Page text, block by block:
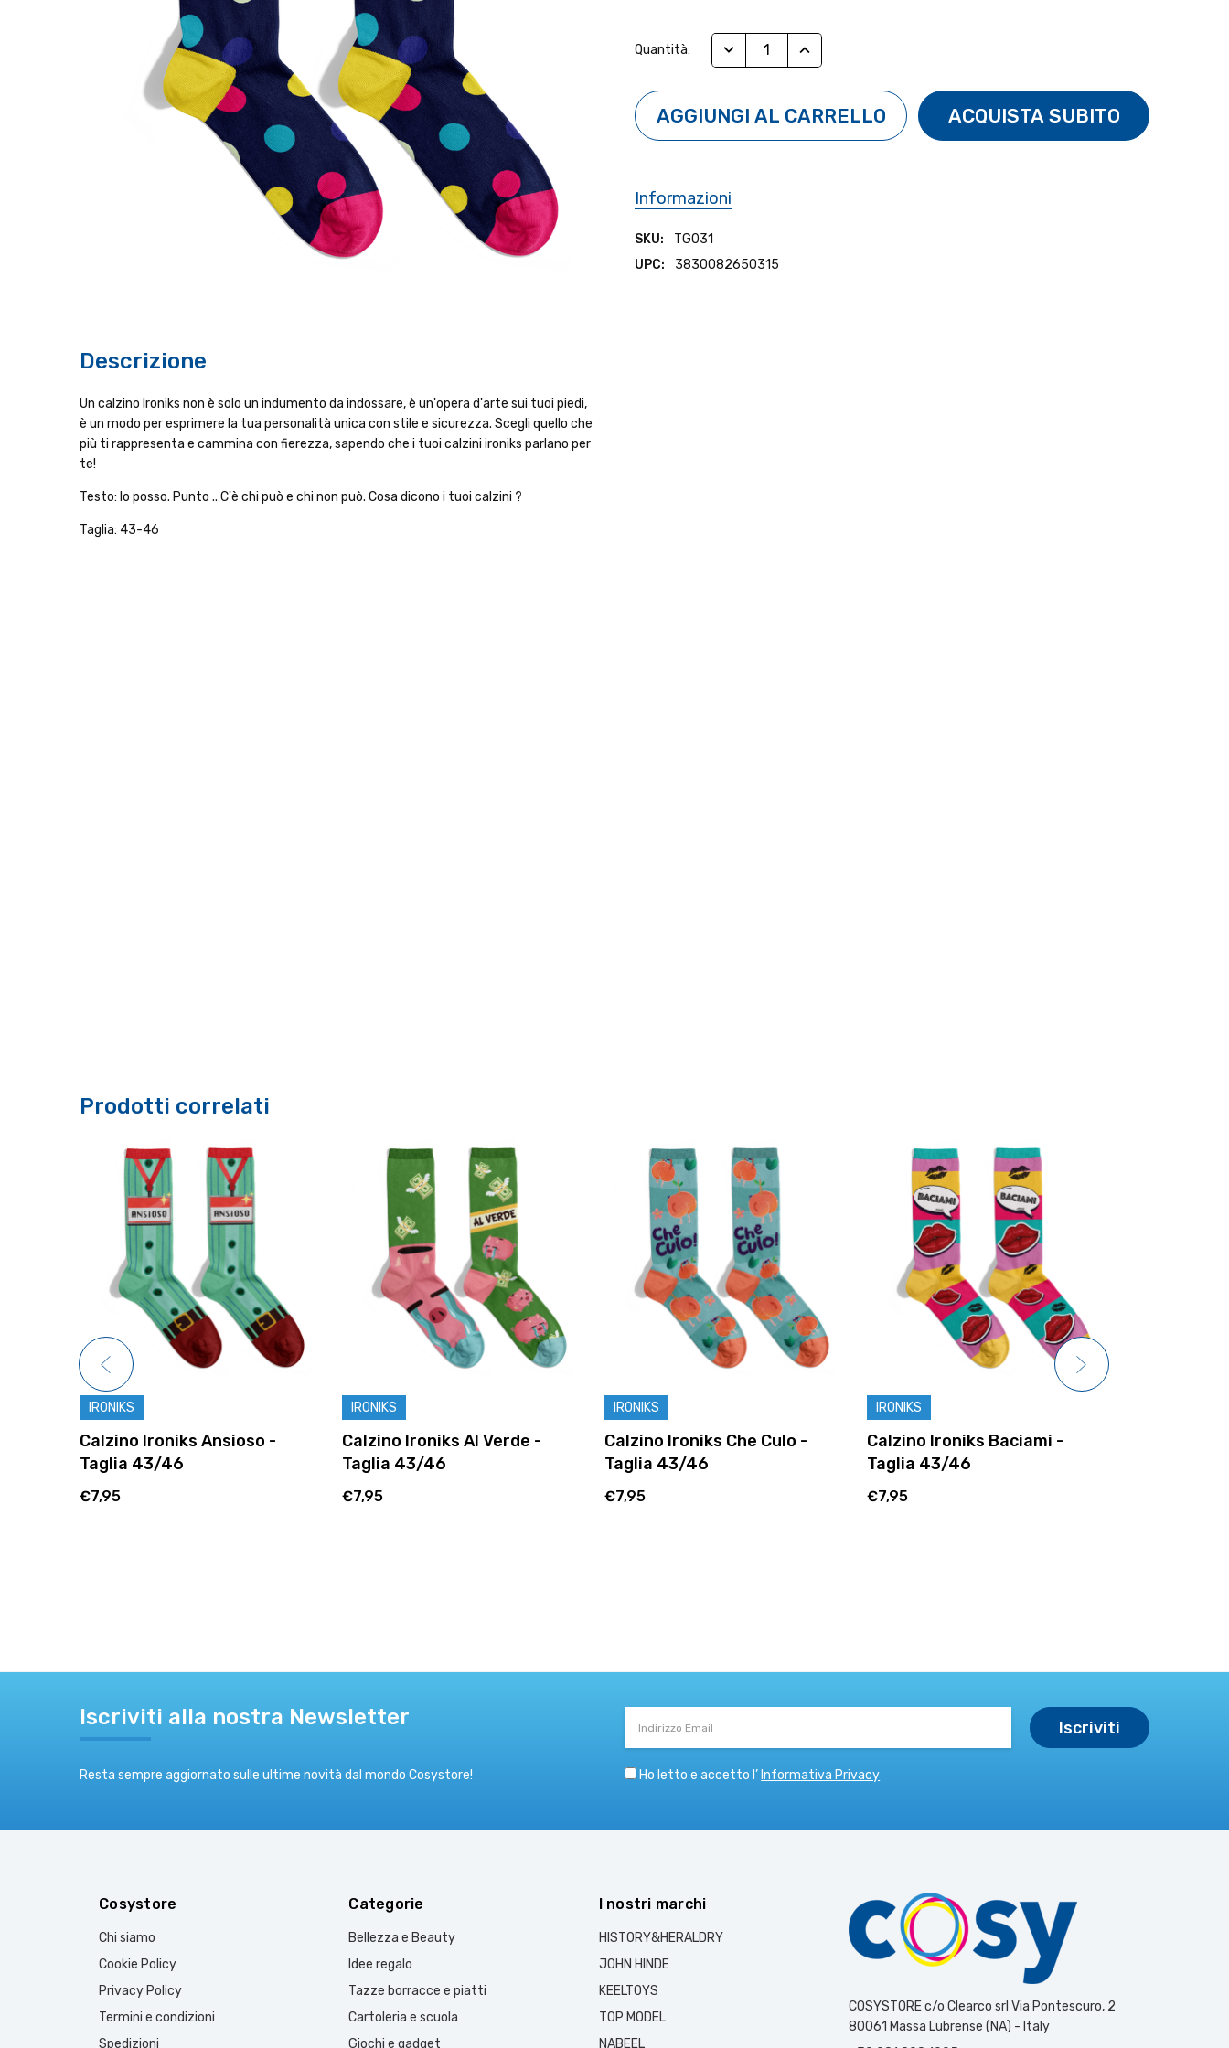
Attuale:
Quantità: RIDUCI QUANTITÀ:AUMENTA QUANTITÀ:
Informazioni
SKU:
TG031
UPC:
3830082650315
Descrizione
Un calzino Ironiks non è solo un indumento da indossare, è un'opera d'arte sui tuoi piedi,
è un modo per esprimere la tua personalità unica con stile e sicurezza. Scegli quello che
più ti rappresenta e cammina con fierezza, sapendo che i tuoi calzini ironiks parlano per
te!
Testo: lo posso. Punto .. C'è chi può e chi non può. Cosa dicono i tuoi calzini ?
Taglia: 43-46
Prodotti correlati
IRONIKS
Calzino Ironiks Ansioso -
Taglia 43/46
€7,95
IRONIKS
Calzino Ironiks Al Verde -
Taglia 43/46
€7,95
IRONIKS
Calzino Ironiks Che Culo -
Taglia 43/46
€7,95
IRONIKS
Calzino Ironiks Baciami -
Taglia 43/46
€7,95
Iscriviti alla nostra Newsletter
Resta sempre aggiornato sulle ultime novità dal mondo Cosystore!
Email
Ho letto e accetto l’ Informativa Privacy
Cosystore
Chi siamo
Cookie Policy
Privacy Policy
Termini e condizioni
Spedizioni
Categorie
Bellezza e Beauty
Idee regalo
Tazze borracce e piatti
Cartoleria e scuola
Giochi e gadget
I nostri marchi
HISTORY&HERALDRY
JOHN HINDE
KEELTOYS
TOP MODEL
NABEEL
COSYSTORE c/o Clearco srl Via Pontescuro, 2
80061 Massa Lubrense (NA) - Italy